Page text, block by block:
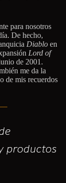
para nosotros
De hecho,
Diablo en
Lord of
de 2001.
me da la
de mis recuerdos
productos